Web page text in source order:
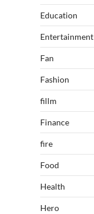
Education
Entertainment
Fan
Fashion
fillm
Finance
fire
Food
Health
Hero